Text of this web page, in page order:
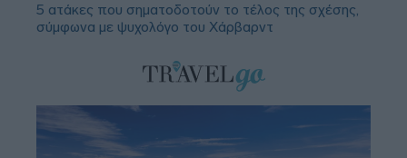
5 ατάκες που σηματοδοτούν το τέλος της σχέσης,
σύμφωνα με ψυχολόγο του Χάρβαρντ